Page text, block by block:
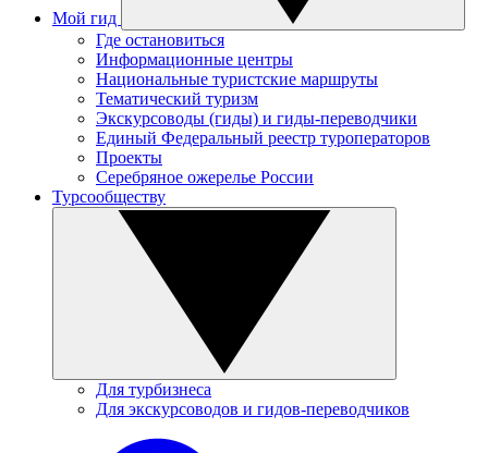
Мой гид
Где остановиться
Информационные центры
Национальные туристские маршруты
Тематический туризм
Экскурсоводы (гиды) и гиды-переводчики
Единый Федеральный реестр туроператоров
Проекты
Серебряное ожерелье России
Турсообществу
Для турбизнеса
Для экскурсоводов и гидов-переводчиков